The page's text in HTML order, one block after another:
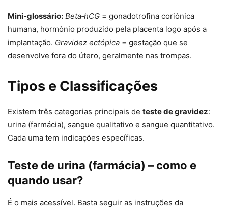
Mini‑glossário: Beta‑hCG = gonadotrofina coriônica
humana, hormônio produzido pela placenta logo após a
implantação. Gravidez ectópica = gestação que se
desenvolve fora do útero, geralmente nas trompas.
Tipos e Classificações
Existem três categorias principais de teste de gravidez:
urina (farmácia), sangue qualitativo e sangue quantitativo.
Cada uma tem indicações específicas.
Teste de urina (farmácia) – como e
quando usar?
É o mais acessível. Basta seguir as instruções da